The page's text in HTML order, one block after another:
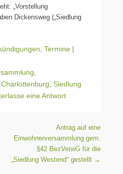
„Vorstellung
Dickensweg („Siedlung
Termine |
Charlottenburg Siedlung
eine Antwort
Antrag auf eine
Einwohnerversammlung gem.
§42 BezVerwG für die
„Siedlung Westend“ gestellt →